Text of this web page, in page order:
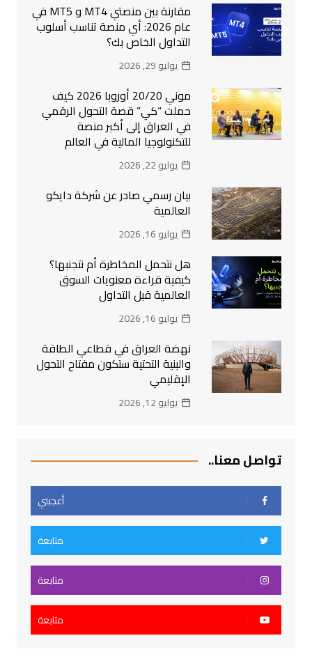
مقارنة بين منصتي MT4 و MT5 في
عام 2026: أي منصة تناسب أسلوب
التداول الخاص بك؟
يوليو 29, 2026
موني 20/20 أوروبا 2026 كيف
حملت “كي” قصة التحول الرقمي
في العراق إلى أكبر منصة
للتكنولوجيا المالية في العالم
يوليو 22, 2026
بيان رسمي صادر عن شركة دايكو
العالمية
يوليو 16, 2026
هل نتحمل المخاطرة أم نتجنبها؟
كيفية قراءة معنويات السوق
العالمية قبل التداول
يوليو 16, 2026
نهضة العراق في قطاعي الطاقة
والبنية التحتية ستكون مفتاح التحول
الإقليمي
يوليو 12, 2026
تواصل معنا..
أعجبني
متابعة
متابعة
متابعة